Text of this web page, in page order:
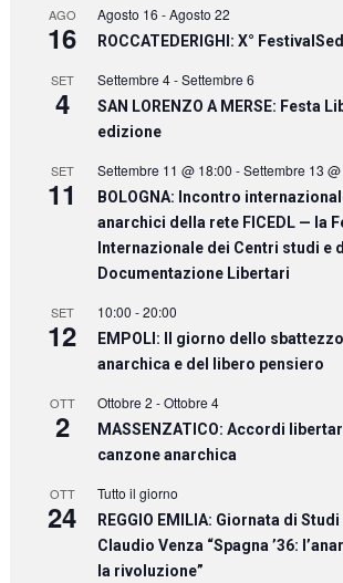
AGO
16
Agosto 16 -Agosto 22
ROCCATEDERIGHI: X°
SET
4
Settembre 4-Settembre 6
SAN LORENZO A MERSE: Festa
edizione
SET
11
Settembre 11 @ 18:00 -Settembre 13
BOLOGNA: Incontro
anarchici della rete FICEDL — la
Internazionale dei Centri studi e
Documentazione Libertari
SET
12
10:00 -20:00
EMPOLI: Il giorno dello
anarchica e del libero pensiero
OTT
2
Ottobre 2 -Ottobre 4
MASSENZATICO: Accordi
canzone anarchica
OTT
24
Tutto il giorno
REGGIO EMILIA: Giornata di
Claudio Venza “Spagna ’36:
la rivoluzione”